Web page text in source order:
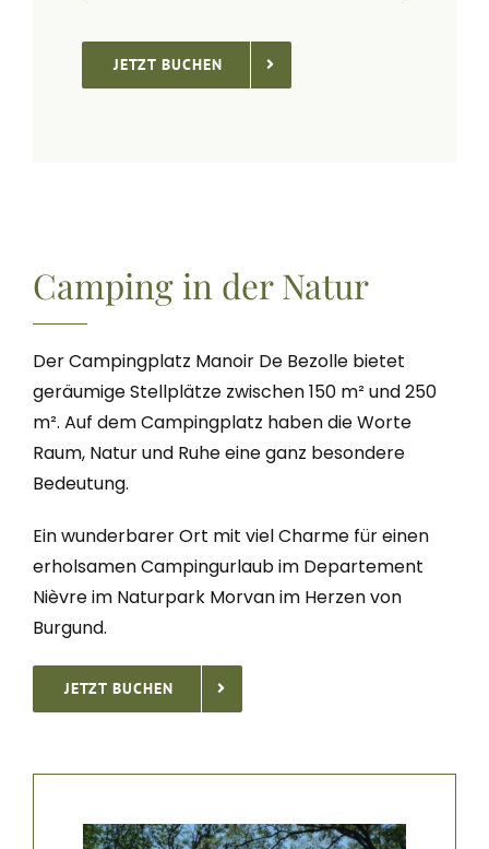
JETZT BUCHEN
Camping in der Natur
Der Campingplatz Manoir De Bezolle bietet
geräumige Stellplätze zwischen 150 m² und 250
m². Auf dem Campingplatz haben die Worte
Raum, Natur und Ruhe eine ganz besondere
Bedeutung.
Ein wunderbarer Ort mit viel Charme für einen
erholsamen Campingurlaub im Departement
Nièvre im Naturpark Morvan im Herzen von
Burgund.
JETZT BUCHEN